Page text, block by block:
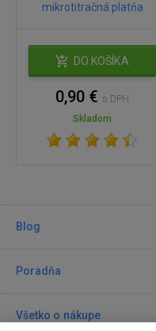
mikrotitračná platňa
DO KOŠÍKA
0,90 € s DPH
Skladom
Blog
Poradňa
Všetko o nákupe